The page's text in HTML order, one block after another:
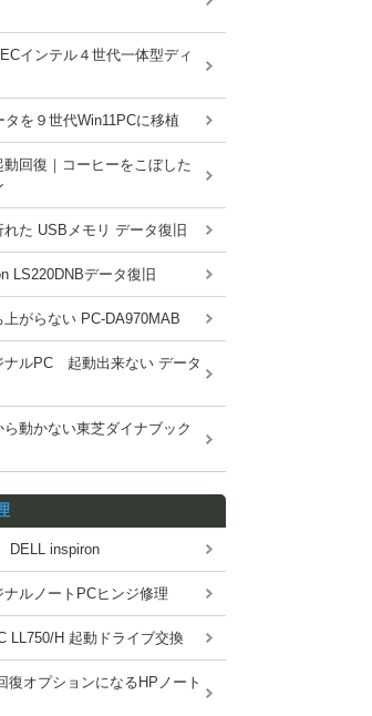
インテル４世代一体型ディ
を９世代Win11PCに移植
回復｜コーヒーをこぼした
た USBメモリ データ復旧
LS220DNBデータ復旧
がらない PC-DA970MAB
ナルPC 起動出来ない データ
ら動かない東芝ダイナブック
DELL inspiron
ルノートPCヒンジ修理
LL750/H 起動ドライブ交換
復オプションになるHPノート